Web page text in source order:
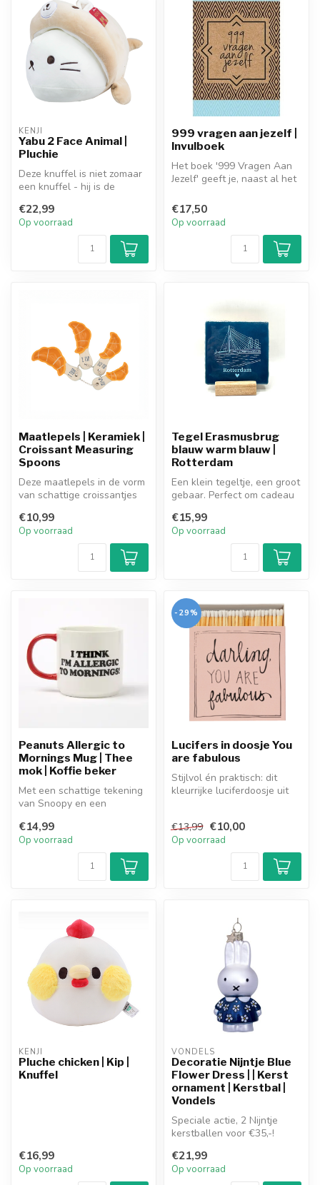
KENJI
Yabu 2 Face Animal |
Pluchie
Deze knuffel is niet zomaar
een knuffel - hij is de
van...
€22,99
Op voorraad
999 vragen aan jezelf |
Invulboek
Het boek '999 Vragen Aan
Jezelf' geeft je, naast al het
€17,50
Op voorraad
Maatlepels | Keramiek |
Croissant Measuring
Spoons
Deze maatlepels in de vorm
van schattige croissantjes
€10,99
Op voorraad
Tegel Erasmusbrug
blauw warm blauw |
Rotterdam
Een klein tegeltje, een groot
gebaar. Perfect om cadeau
€15,99
Op voorraad
Peanuts Allergic to
Mornings Mug | Thee
mok | Koffie beker
Met een schattige tekening
van Snoopy en een
tekst word...
€14,99
Op voorraad
-29%
Lucifers in doosje You
are fabulous
Stijlvol én praktisch: dit
kleurrijke luciferdoosje uit
€13,99 €10,00
Op voorraad
KENJI
Pluche chicken | Kip |
Knuffel
€16,99
Op voorraad
VONDELS
Decoratie Nijntje Blue
Flower Dress | | Kerst
ornament | Kerstbal |
Vondels
Speciale actie, 2 Nijntje
kerstballen voor €35,-!
Glazen kerst decoratie Nijn...
€21,99
Op voorraad